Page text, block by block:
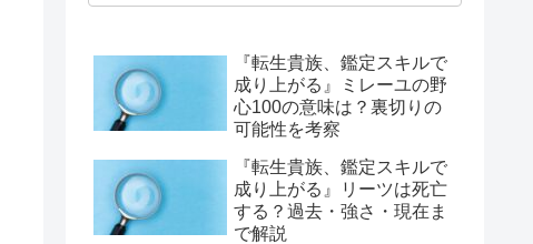
『転生貴族、鑑定スキルで
成り上がる』ミレーユの野
心100の意味は？裏切りの
可能性を考察
『転生貴族、鑑定スキルで
成り上がる』リーツは死亡
する？過去・強さ・現在ま
で解説